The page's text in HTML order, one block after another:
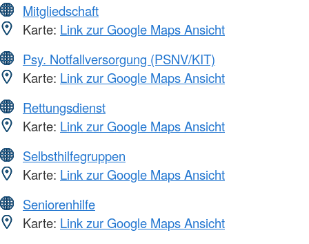
Mitgliedschaft
Karte: Link zur Google Maps Ansicht
Psy. Notfallversorgung (PSNV/KIT)
Karte: Link zur Google Maps Ansicht
Rettungsdienst
Karte: Link zur Google Maps Ansicht
Selbsthilfegruppen
Karte: Link zur Google Maps Ansicht
Seniorenhilfe
Karte: Link zur Google Maps Ansicht